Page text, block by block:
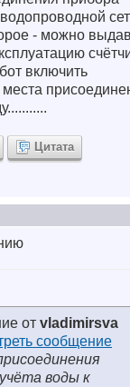
- можно
включить
Цитата
от vladimirsva
воды к